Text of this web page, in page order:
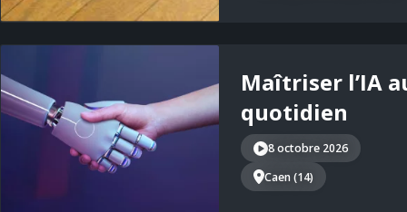
Maîtriser l’IA
quotidien
8 octobre 2026
Caen (14)